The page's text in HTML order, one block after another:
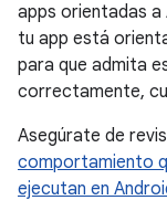
apps orientadas a
tu app está
para que admita
correctamente,
Asegúrate de
comportamiento
ejecutan en